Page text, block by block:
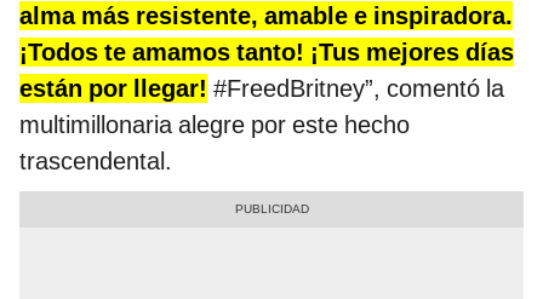
alma más resistente, amable e inspiradora.
¡Todos te amamos tanto! ¡Tus mejores días
están por llegar! #FreedBritney”, comentó la
multimillonaria alegre por este hecho
trascendental.